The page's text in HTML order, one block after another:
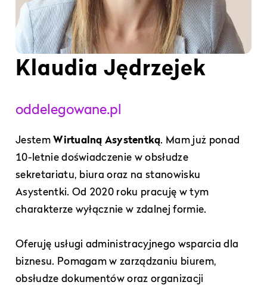
Klaudia Jędrzejek
oddelegowane.pl
JestemWirtualną Asystentką. Mam już ponad
10-letnie doświadczenie w obsłudze
sekretariatu, biura oraz na stanowisku
Asystentki. Od 2020 roku pracuję w tym
charakterze wyłącznie w zdalnej formie.
Oferuję usługi administracyjnego wsparcia dla
biznesu. Pomagam w zarządzaniu biurem,
obsłudze dokumentów oraz organizacji